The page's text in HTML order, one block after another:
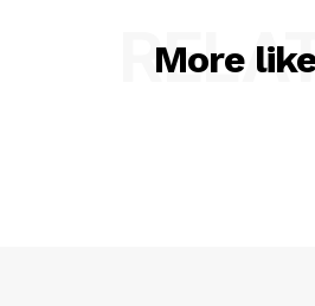
More